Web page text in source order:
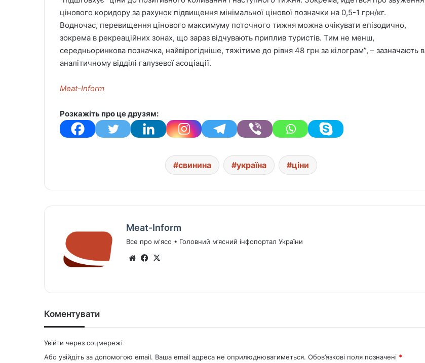
цінового коридору за рахунок підвищення мінімальної цінової позначки на 0,5-1 грн/кг.
Водночас, перевищення цінового максимуму поточного тижня можна очікувати епізодично,
зокрема в рекреаційних зонах, що зараз відчувають приплив туристів. Тим не менш,
середньоринкова позначка, найвірогідніше, тяжітиме до рівня 48 грн за кілограм”, – зазначають в
аналітичному відділі галузевої асоціації.
Meat-Inform
Розкажіть про це друзям:
свинина україна ціни
Meat-Inform
Все про м'ясо • Головний м’ясний інфопортал України
We Fa
ok
Коментувати
Увійти через соцмережі
Або увійдіть за допомогою email. Ваша email адреса не оприлюднюватиметься. Обов’язкові поля позначені *